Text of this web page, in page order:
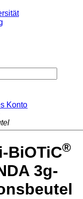
Konto
BiOTiC®
3g-